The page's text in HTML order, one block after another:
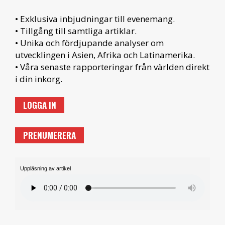
• Exklusiva inbjudningar till evenemang.
• Tillgång till samtliga artiklar.
• Unika och fördjupande analyser om
utvecklingen i Asien, Afrika och Latinamerika.
• Våra senaste rapporteringar från världen direkt
i din inkorg.
LOGGA IN
PRENUMERERA
Uppläsning av artikel